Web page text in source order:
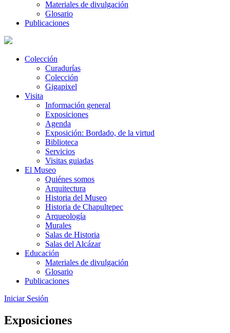
Materiales de divulgación
Glosario
Publicaciones
Colección
Curadurías
Colección
Gigapixel
Visita
Información general
Exposiciones
Agenda
Exposición: Bordado, de la virtud
Biblioteca
Servicios
Visitas guiadas
El Museo
Quiénes somos
Arquitectura
Historia del Museo
Historia de Chapultepec
Arqueología
Murales
Salas de Historia
Salas del Alcázar
Educación
Materiales de divulgación
Glosario
Publicaciones
Iniciar Sesión
Exposiciones